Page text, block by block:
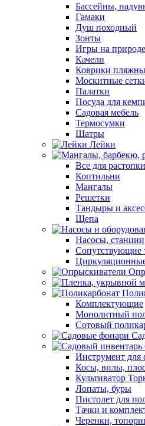
Бассейны,
Гамаки
Душ походный
Зонты
Игры на природе
Качели
Коврики
Москитные
Палатки
Посуда для
Садовая мебель
Термосумки
Шатры
Лейки
Все для растопки
Коптильни
Мангалы
Решетки
Тандыры и
Щепа
Насосы,
Сопутствующие
Комплектующие
Монолитный
Сотовый
Инструмент для
Косы, вилы,
Культиватор
Лопаты, буры
Пистолет для
Тачки и
Черенки,